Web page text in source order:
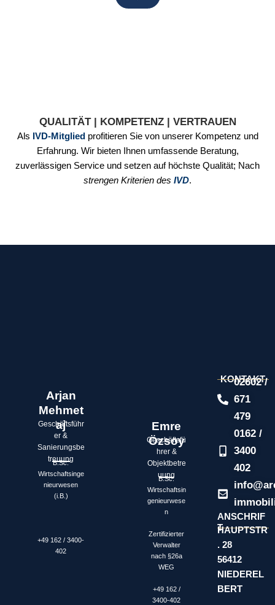
QUALITÄT | KOMPETENZ | VERTRAUEN
Als IVD-Mitglied profitieren Sie von unserer Kompetenz und
Erfahrung. Wir bieten Ihnen umfassende Beratung,
zuverlässigen Service und setzen auf höchste Qualität; Nach
strengen Kriterien des IVD.
Arjan
Mehmet
aj
Geschäftsführ
er &
Sanierungsbe
treuung
B.Sc.
Wirtschaftsinge
nieurwesen
(i.B.)
+49 162 / 3400-
402
Emre
Özsoy
Geschäftsfü
hrer &
Objektbetre
uung
B.Sc.
Wirtschaftsin
genieurwese
n
Zertifizierter
Verwalter
nach §26a
WEG
+49 162 /
3400-402
KONTAKT
02602 /
671
479
0162 /
3400
402
ANSCHRIF
T
HAUPTSTR
. 28
56412
NIEDEREL
BERT